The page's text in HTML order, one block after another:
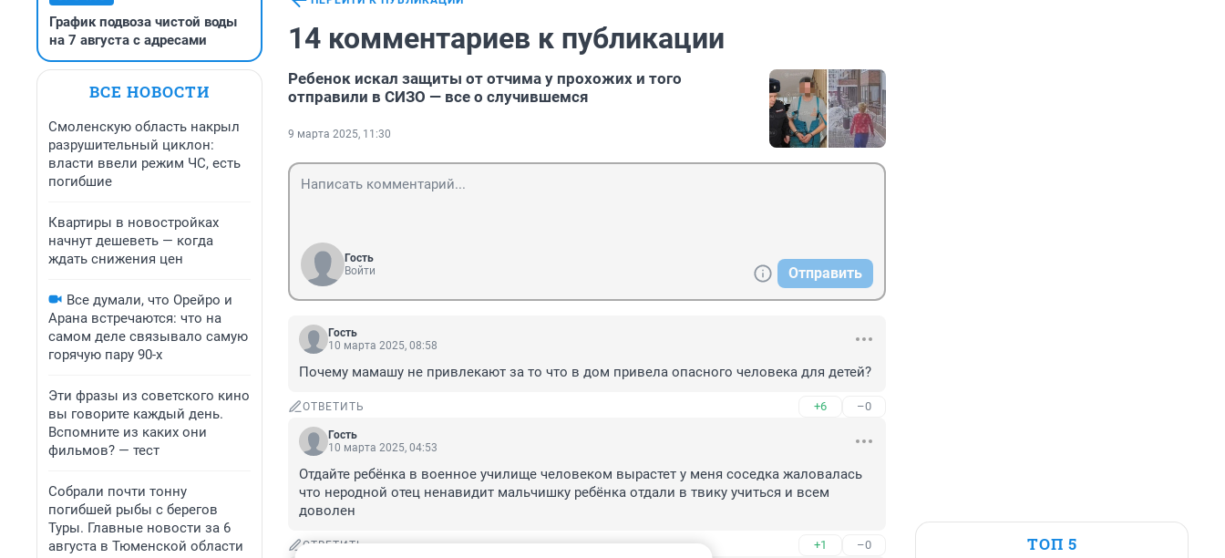
График подвоза чистой воды
на 7 августа с адресами
ВСЕ НОВОСТИ
Смоленскую область накрыл
разрушительный циклон:
власти ввели режим ЧС, есть
погибшие
Квартиры в новостройках
начнут дешеветь — когда
ждать снижения цен
Все думали, что Орейро и
Арана встречаются: что на
самом деле связывало самую
горячую пару 90-х
Эти фразы из советского кино
вы говорите каждый день.
Вспомните из каких они
фильмов? — тест
Собрали почти тонну
погибшей рыбы с берегов
Туры. Главные новости за 6
августа в Тюменской области
14 комментариев к публикации
Ребенок искал защиты от отчима у прохожих и того
отправили в СИЗО — все о случившемся
9 марта 2025, 11:30
Гость
Войти
Отправить
Гость
10 марта 2025, 08:58
Почему мамашу не привлекают за то что в дом привела опасного человека для детей?
ОТВЕТИТЬ +6 –0
Гость
10 марта 2025, 04:53
Отдайте ребёнка в военное училище человеком вырастет у меня соседка жаловалась
что неродной отец ненавидит мальчишку ребёнка отдали в твику учиться и всем
доволен
ОТВЕТИТЬ +1 –0 ТОП 5